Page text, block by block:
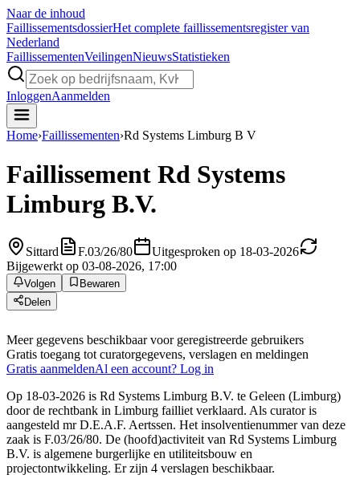
Naar de inhoud
FaillissementsdossierHet complete faillissementsregister van
Nederland
FaillissementenVeilingenNieuwsStatistieken
InloggenAanmelden
Home›Faillissementen›Rd Systems Limburg B V
Faillissement Rd Systems
Limburg B.V.
Sittard F.03/26/80
Uitgesproken op 18-03-2026
Bijgewerkt op 03-08-2026, 17:00
Volgen
Bewaren
Delen
Meer gegevens beschikbaar voor geregistreerde gebruikers
Gratis toegang tot curatorgegevens, verslagen en meldingen
Gratis aanmeldenAl een account? Log in
Op 18-03-2026 is Rd Systems Limburg B.V. te Geleen (Limburg)
door de rechtbank in Limburg failliet verklaard. Als curator is
aangesteld mr D.E.A.F. Aertssen. Het insolventienummer van deze
zaak is F.03/26/80. De (hoofd)activiteit van Rd Systems Limburg
B.V. is algemene burgerlijke en utiliteitsbouw en
projectontwikkeling. Er zijn 4 verslagen beschikbaar.